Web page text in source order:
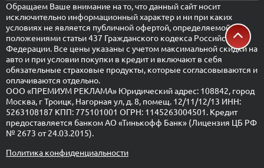
Обращаем Ваше внимание на то, что данный сайт носит
исключительно информационный характер и ни при каких
условиях не является публичной офертой, определяемой
положениями статьи 437 Гражданского кодекса Российской
Федерации. Все цены указаны с учетом максимальной скидки на
авто и при условии покупки в кредит и включают в себя
обязательные страховые продукты, которые согласовываются и
оплачиваются отдельно.
ООО «ПРЕМИУМ РЕКЛАМА» Юридический адрес: 108842, город
Москва, г Троицк, Нагорная ул, д. 8, помещ. 12/11/12/13 ИНН:
5263108187 КПП: 775101001 ОГРН: 1145263004501. Кредит
предоставляется банком АО «Тинькофф Банк» (Лицензия ЦБ РФ
№ 2673 от 24.03.2015).
Политика конфиденциальности